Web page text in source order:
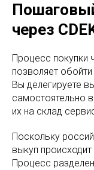
через
Процесс покупки
позволяет
Вы делегируете
самостоятельно
их на склад
Поскольку
выкуп
Процесс